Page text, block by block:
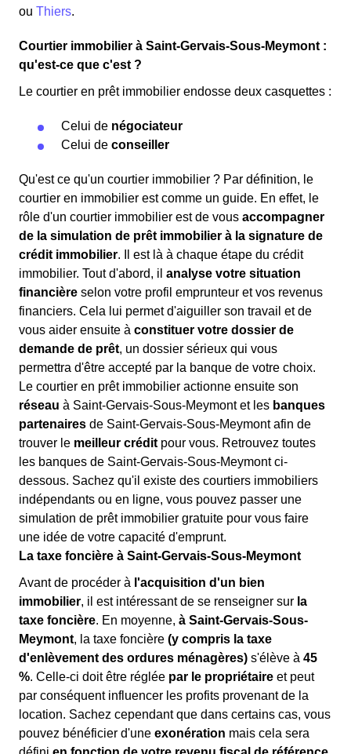
ou Thiers.
Courtier immobilier à Saint-Gervais-Sous-Meymont :
qu'est-ce que c'est ?
Le courtier en prêt immobilier endosse deux casquettes :
Celui de négociateur
Celui de conseiller
Qu'est ce qu'un courtier immobilier ? Par définition, le
courtier en immobilier est comme un guide. En effet, le
rôle d'un courtier immobilier est de vous accompagner
de la simulation de prêt immobilier à la signature de
crédit immobilier. Il est là à chaque étape du crédit
immobilier. Tout d'abord, il analyse votre situation
financière selon votre profil emprunteur et vos revenus
financiers. Cela lui permet d'aiguiller son travail et de
vous aider ensuite à constituer votre dossier de
demande de prêt, un dossier sérieux qui vous
permettra d'être accepté par la banque de votre choix.
Le courtier en prêt immobilier actionne ensuite son
réseau à Saint-Gervais-Sous-Meymont et les banques
partenaires de Saint-Gervais-Sous-Meymont afin de
trouver le meilleur crédit pour vous. Retrouvez toutes
les banques de Saint-Gervais-Sous-Meymont ci-
dessous. Sachez qu'il existe des courtiers immobiliers
indépendants ou en ligne, vous pouvez passer une
simulation de prêt immobilier gratuite pour vous faire
une idée de votre capacité d'emprunt.
La taxe foncière à Saint-Gervais-Sous-Meymont
Avant de procéder à l'acquisition d'un bien
immobilier, il est intéressant de se renseigner sur la
taxe foncière. En moyenne, à Saint-Gervais-Sous-
Meymont, la taxe foncière (y compris la taxe
d'enlèvement des ordures ménagères) s'élève à 45
%. Celle-ci doit être réglée par le propriétaire et peut
par conséquent influencer les profits provenant de la
location. Sachez cependant que dans certains cas, vous
pouvez bénéficier d'une exonération mais cela sera